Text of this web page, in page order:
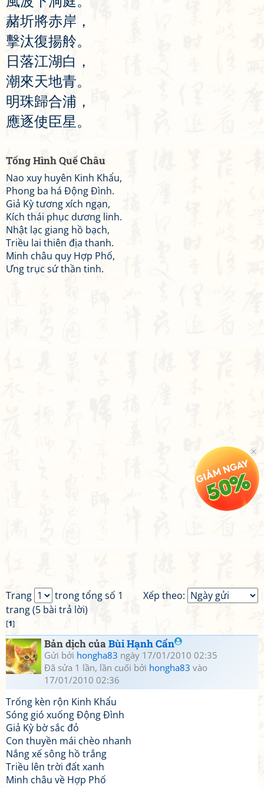
赭圻將赤岸 ，
擊汰復揚舲。
日 落江湖白 ，
潮來天地青。
明珠歸合浦 ，
應逐使臣星。
Tống Hình Quế Châu
Nao xuy huyên Kinh Khẩu,
Phong ba há Động Đình.
Giả Kỳ tương xích ngạn,
Kích thái phục dương linh.
Nhật lạc giang hồ bạch,
Triều lai thiên địa thanh.
Minh châu quy Hợp Phố,
Ưng trục sứ thần tinh.
Xếp theo:
Trang
trong tổng số 1
trang (5 bài trả lời)
[1]
Bản dịch củaBùi Hạnh Cẩn
Gửi bởi hongha83 ngày 17/01/2010 02:35
Đã sửa 1 lần, lần cuối bởi hongha83 vào
17/01/2010 02:36
Trống kèn rộn Kinh Khẩu
Sóng gió xuống Động Đình
Giả Kỳ bờ sắc đỏ
Con thuyền mái chèo nhanh
Nắng xế sông hồ trắng
Triều lên trời đất xanh
Minh châu về Hợp Phố